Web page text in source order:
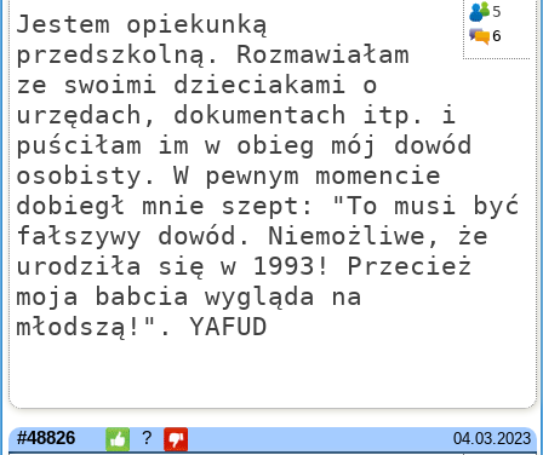
5
6
Jestem opiekunką
przedszkolną. Rozmawiałam
ze swoimi dzieciakami o
urzędach, dokumentach itp. i
puściłam im w obieg mój dowód
osobisty. W pewnym momencie
dobiegł mnie szept: "To musi być
fałszywy dowód. Niemożliwe, że
urodziła się w 1993! Przecież
moja babcia wygląda na
młodszą!". YAFUD
04.03.2023
#48826 ?